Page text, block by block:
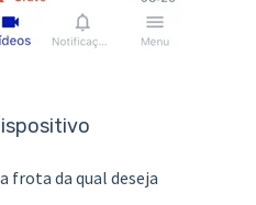
frota da qual deseja